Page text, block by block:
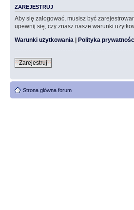
ZAREJESTRUJ
Aby się zalogować, musisz być
upewnij się, czy znasz nasze warunki
Warunki użytkowania | Polityka
Zarejestruj
Strona główna forum